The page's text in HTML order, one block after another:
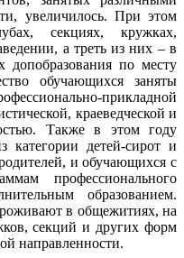
увеличилось. При этом
секциях, кружках,
а треть из них – в
допобразования по месту
обучающихся заняты
прикладной
краеведческой и
Также в этом году
категории детей-сирот и
и обучающихся с
профессионального
образованием.
в общежитиях, на
секций и других форм
направленности.